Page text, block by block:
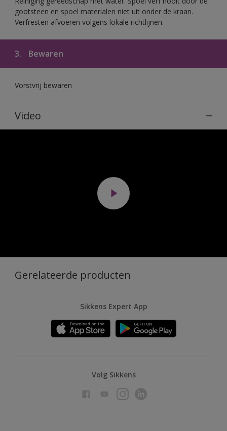
gootsteen en spoel materialen niet uit onder de kraan.
Verfresten afvoeren volgens lokale richtlijnen.
3. Bewaren
Vorstvrij bewaren
Video
Gerelateerde producten
Sikkens Expert App
Volg Sikkens